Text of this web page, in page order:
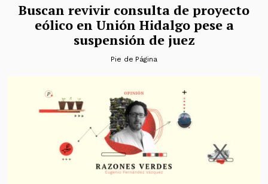
Buscan revivir consulta de proyecto
eólico en Unión Hidalgo pese a
suspensión de juez
Pie de Página